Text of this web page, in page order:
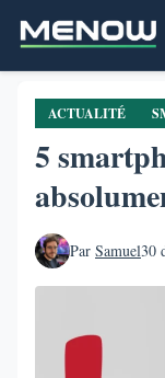
contenu
principal
ACTUALITÉ
5
Par Samuel30